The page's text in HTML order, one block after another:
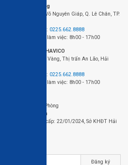
Văn phòng
423+424 Võ Nguyên Giáp, Q. Lê Chân, TP.
Điện thoại: 0225.662.8888
Thời gian làm việc: 8h00 - 17h00
Nhà máy HAVICO
Chân Cầu Vàng, Thị trấn An Lão, Hải
Điện thoại: 0225.662.8888
Thời gian làm việc: 8h00 - 17h00
Lê Chân, TP. Hải Phòng
Ngày cấp: 22/01/2024, Sở KHĐT Hải
Đăng ký